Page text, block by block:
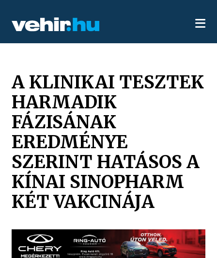
A KLINIKAI TESZTEK
HARMADIK
FÁZISÁNAK
EREDMÉNYE
SZERINT HATÁSOS A
KÍNAI SINOPHARM
KÉT VAKCINÁJA